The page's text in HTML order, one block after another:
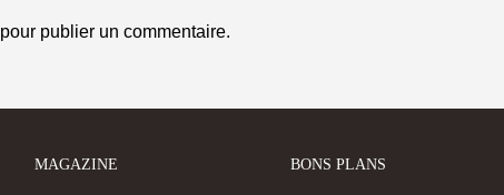
pour publier un commentaire.
MAGAZINE BONS PLANS